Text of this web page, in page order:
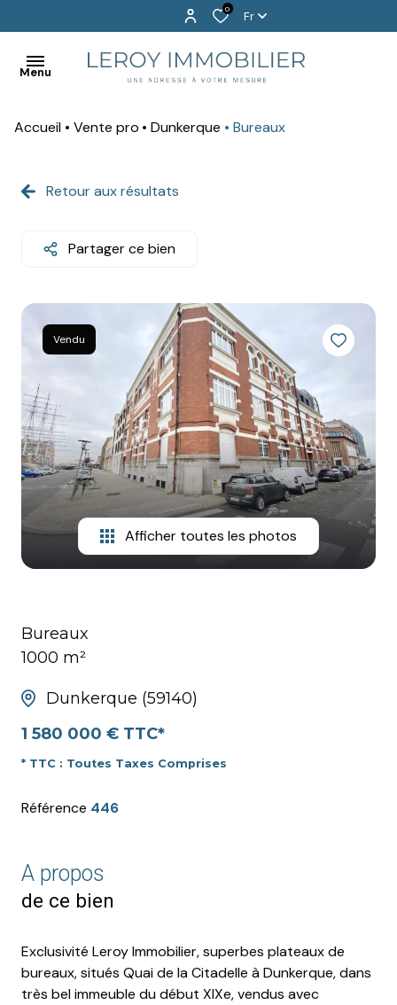
0 Fr
Menu
EXCLUSIVITÉS
LOUER
PROGRAMMES
NEUFS
HONORAIRES
Accueil Vente pro Dunkerque Bureaux
Retour aux résultats
Partager ce bien
Vendu
Afficher toutes les photos
Bureaux
1000 m²
Dunkerque (59140)
1 580 000 € TTC*
* TTC : Toutes Taxes Comprises
Référence 446
A propos
de ce bien
Exclusivité Leroy Immobilier, superbes plateaux de
bureaux, situés Quai de la Citadelle à Dunkerque, dans
très bel immeuble du début XIXe, vendus avec